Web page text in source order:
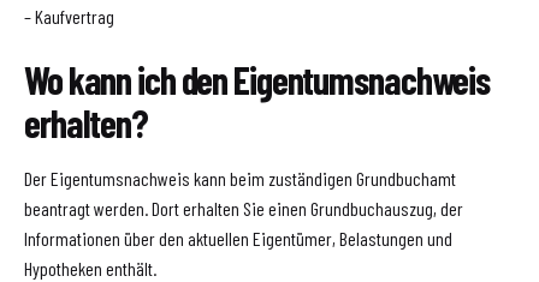
– Kaufvertrag
Wo kann ich den Eigentumsnachweis
erhalten?
Der Eigentumsnachweis kann beim zuständigen Grundbuchamt
beantragt werden. Dort erhalten Sie einen Grundbuchauszug, der
Informationen über den aktuellen Eigentümer, Belastungen und
Hypotheken enthält.